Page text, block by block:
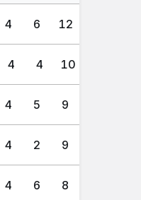
4 6 12
4 4 10
4 5 9
4 2 9
4 6 8